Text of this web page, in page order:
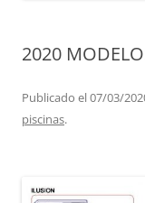
2020
Publicado el07/03/
piscinas.